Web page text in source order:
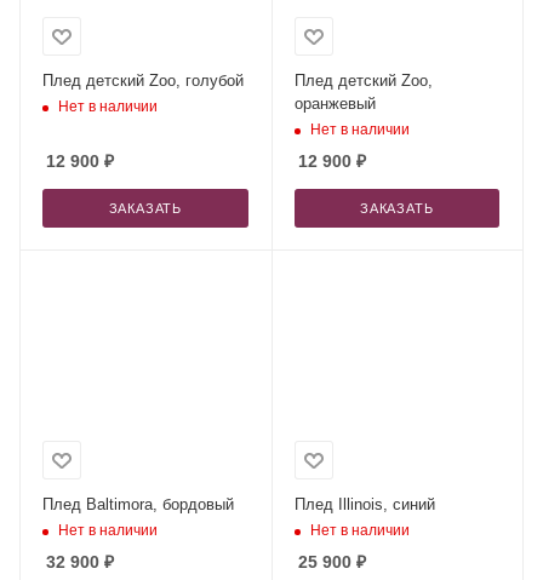
Плед детский Zoo, голубой
Нет в наличии
12 900 ₽
ЗАКАЗАТЬ
Плед детский Zoo,
оранжевый
Нет в наличии
12 900₽
ЗАКАЗАТЬ
Плед Baltimora, бордовый
Нет в наличии
32 900 ₽
Плед Illinois, синий
Нет в наличии
25 900₽